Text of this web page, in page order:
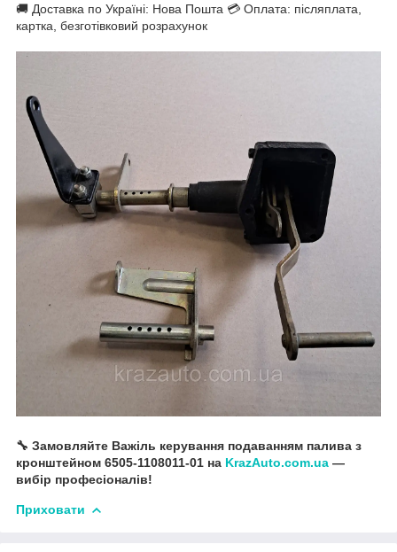
🚚 Доставка по Україні: Нова Пошта 💳 Оплата: післяплата,
картка, безготівковий розрахунок
🔧 Замовляйте Важіль керування подаванням палива з
кронштейном 6505-1108011-01 на KrazAuto.com.ua —
вибір професіоналів!
Приховати